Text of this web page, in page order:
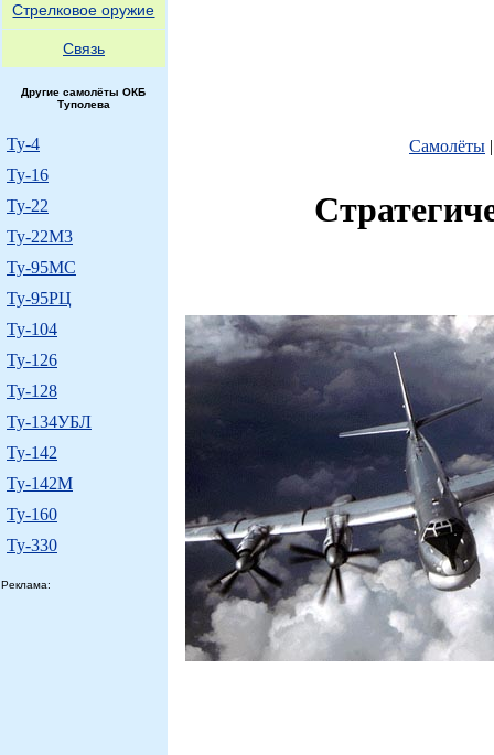
Стрелковое оружие
Связь
Другие самолёты ОКБ
Туполева
Ту-4
Ту-16
Ту-22
Ту-22M3
Ту-95МС
Ту-95РЦ
Ту-104
Ту-126
Ту-128
Ту-134УБЛ
Ту-142
Ту-142М
Ту-160
Ту-330
Реклама:
Самолёты